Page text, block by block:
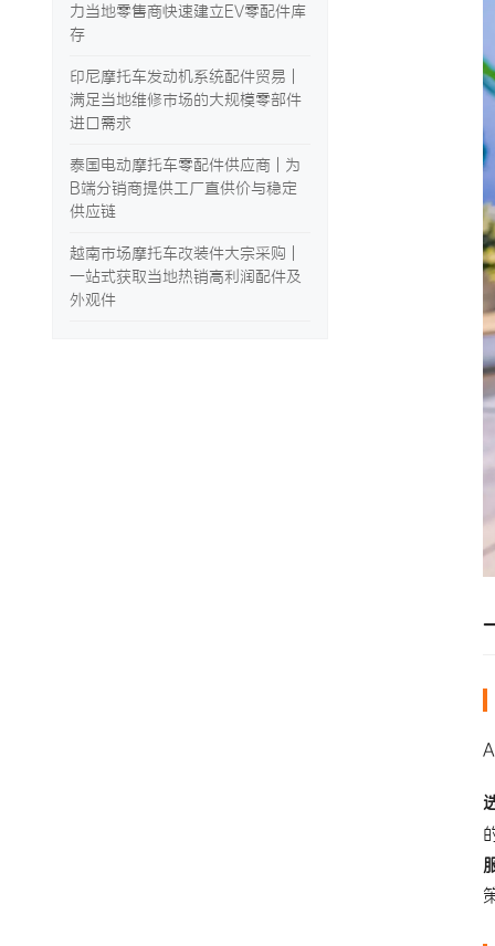
力当地零售商快速建立EV零配件库
存
印尼摩托车发动机系统配件贸易 |
满足当地维修市场的大规模零部件
进口需求
泰国电动摩托车零配件供应商 | 为
B端分销商提供工厂直供价与稳定
供应链
越南市场摩托车改装件大宗采购 |
一站式获取当地热销高利润配件及
外观件